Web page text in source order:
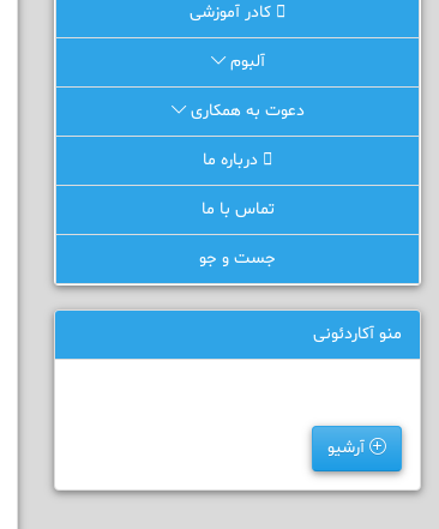
کادر آموزشی
آلبوم
دعوت به همکاری
درباره ما
تماس با ما
جست و جو
منو آکاردئونی
آرشیو